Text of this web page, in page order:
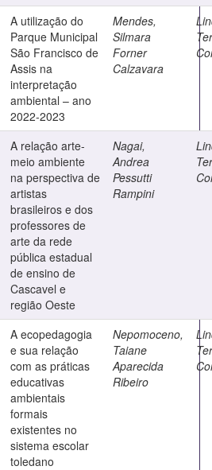
A utilização do
Parque Municipal
São Francisco de
Assis na
interpretação
ambiental – ano
2022-2023
Mendes,
Silmara
Forner
Calzavara
A relação arte-
meio ambiente
na perspectiva de
artistas
brasileiros e dos
professores de
arte da rede
pública estadual
de ensino de
Cascavel e
região Oeste
Nagai,
Andrea
Pessutti
Rampini
A ecopedagogia
e sua relação
com as práticas
educativas
ambientais
formais
existentes no
sistema escolar
toledano
Nepomoceno,
Taiane
Aparecida
Ribeiro